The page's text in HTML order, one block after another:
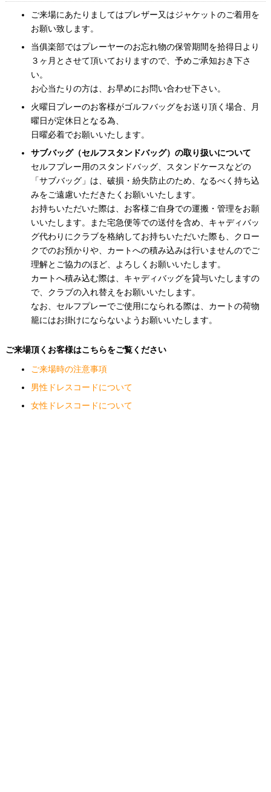
ご来場にあたりましてはブレザー又はジャケットのご着用を
お願い致します。
当俱楽部ではプレーヤーのお忘れ物の保管期間を拾得日より
３ヶ月とさせて頂いておりますので、予めご承知おき下さ
い。
お心当たりの方は、お早めにお問い合わせ下さい。
火曜日プレーのお客様がゴルフバッグをお送り頂く場合、月
曜日が定休日となる為、
日曜必着でお願いいたします。
サブバッグ（セルフスタンドバッグ）の取り扱いについて
セルフプレー用のスタンドバッグ、スタンドケースなどの
「サブバッグ」は、破損・紛失防止のため、なるべく持ち込
みをご遠慮いただきたくお願いいたします。
お持ちいただいた際は、お客様ご自身での運搬・管理をお願
いいたします。また宅急便等での送付を含め、キャディバッ
グ代わりにクラブを格納してお持ちいただいた際も、クロー
クでのお預かりや、カートへの積み込みは行いませんのでご
理解とご協力のほど、よろしくお願いいたします。
カートへ積み込む際は、キャディバッグを貸与いたしますの
で、クラブの入れ替えをお願いいたします。
なお、セルフプレーでご使用になられる際は、カートの荷物
籠にはお掛けにならないようお願いいたします。
ご来場頂くお客様はこちらをご覧ください
ご来場時の注意事項
男性ドレスコードについて
女性ドレスコードについて